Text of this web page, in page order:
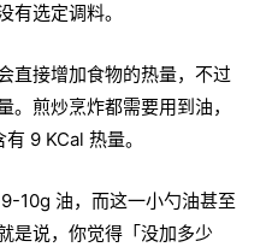
有选定调料。
直接增加食物的热量，不过
煎炒烹炸都需要用到油，
9 KCal 热量。
10g 油，而这一小勺油甚至
是说，你觉得「没加多少